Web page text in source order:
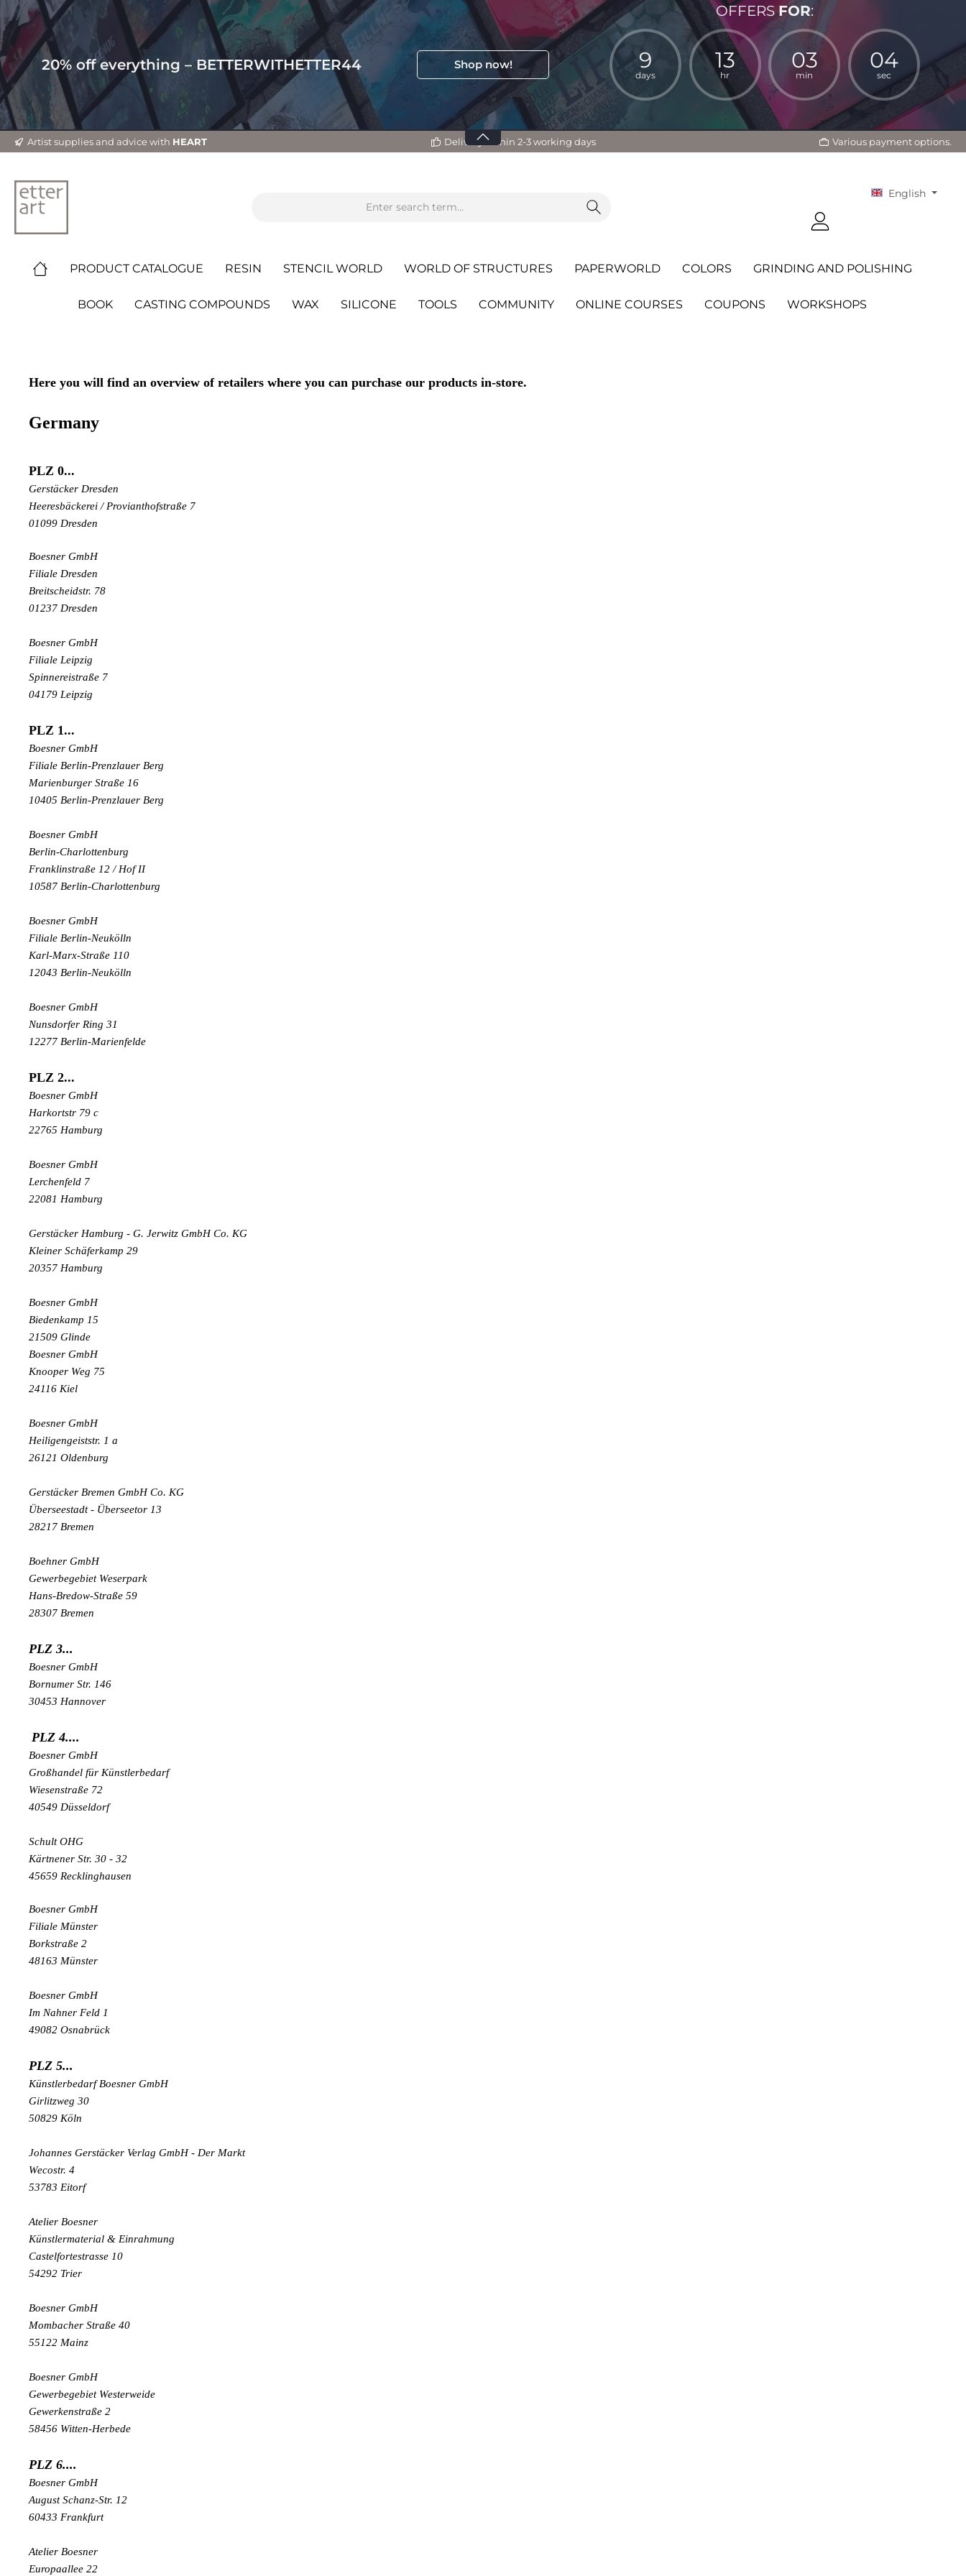
20% off everything – BETTERWITHETTER44 Shop now!
OFFERSFOR:
9
days
13
hr
03
min
03
sec
Artist supplies and advice with HEART Delivery within 2-3 working days Various payment options.
English
PRODUCT CATALOGUE RESIN STENCIL WORLD WORLD OF STRUCTURES PAPERWORLD COLORS GRINDING AND POLISHING
BOOK CASTING COMPOUNDS WAX SILICONE TOOLS COMMUNITY ONLINE COURSES COUPONS WORKSHOPS
Here you will find an overview of retailers where you can purchase our products in-store.
Germany
PLZ 0...
Gerstäcker Dresden
Heeresbäckerei / Provianthofstraße 7
01099 Dresden
Boesner GmbH
Filiale Dresden
Breitscheidstr. 78
01237 Dresden
Boesner GmbH
Filiale Leipzig
Spinnereistraße 7
04179 Leipzig
PLZ 1...
Boesner GmbH
Filiale Berlin-Prenzlauer Berg
Marienburger Straße 16
10405 Berlin-Prenzlauer Berg
Boesner GmbH
Berlin-Charlottenburg
Franklinstraße 12 / Hof II
10587 Berlin-Charlottenburg
Boesner GmbH
Filiale Berlin-Neukölln
Karl-Marx-Straße 110
12043 Berlin-Neukölln
Boesner GmbH
Nunsdorfer Ring 31
12277 Berlin-Marienfelde
PLZ 2...
Boesner GmbH
Harkortstr 79 c
22765 Hamburg
Boesner GmbH
Lerchenfeld 7
22081 Hamburg
Gerstäcker Hamburg - G. Jerwitz GmbH Co. KG
Kleiner Schäferkamp 29
20357 Hamburg
Boesner GmbH
Biedenkamp 15
21509 Glinde
Boesner GmbH
Knooper Weg 75
24116 Kiel
Boesner GmbH
Heiligengeiststr. 1 a
26121 Oldenburg
Gerstäcker Bremen GmbH Co. KG
Überseestadt - Überseetor 13
28217 Bremen
Boehner GmbH
Gewerbegebiet Weserpark
Hans-Bredow-Straße 59
28307 Bremen
PLZ 3...
Boesner GmbH
Bornumer Str. 146
30453 Hannover
PLZ 4....
Boesner GmbH
Großhandel für Künstlerbedarf
Wiesenstraße 72
40549 Düsseldorf
Schult OHG
Kärtnener Str. 30 - 32
45659 Recklinghausen
Boesner GmbH
Filiale Münster
Borkstraße 2
48163 Münster
Boesner GmbH
Im Nahner Feld 1
49082 Osnabrück
PLZ 5...
Künstlerbedarf Boesner GmbH
Girlitzweg 30
50829 Köln
Johannes Gerstäcker Verlag GmbH - Der Markt
Wecostr. 4
53783 Eitorf
Atelier Boesner
Künstlermaterial & Einrahmung
Castelfortestrasse 10
54292 Trier
Boesner GmbH
Mombacher Straße 40
55122 Mainz
Boesner GmbH
Gewerbegebiet Westerweide
Gewerkenstraße 2
58456 Witten-Herbede
PLZ 6....
Boesner GmbH
August Schanz-Str. 12
60433 Frankfurt
Atelier Boesner
Europaallee 22